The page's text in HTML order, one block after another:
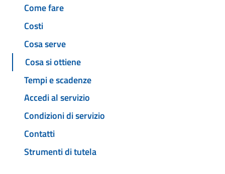
Come fare
Costi
Cosa serve
Cosa si ottiene
Tempi e scadenze
Accedi al servizio
Condizioni di servizio
Contatti
Strumenti di tutela